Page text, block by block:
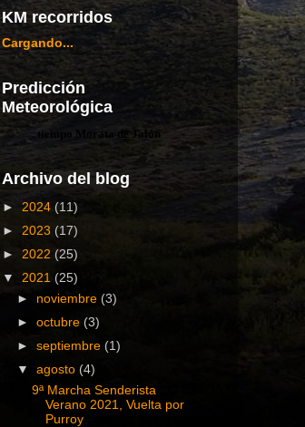
KM recorridos
Cargando...
Predicción
Meteorológica
tiempo Morata de Jalón
Archivo del blog
► 2024 (11)
► 2023 (17)
► 2022 (25)
▼ 2021 (25)
► noviembre (3)
► octubre (3)
► septiembre (1)
▼ agosto (4)
9ª Marcha Senderista
Verano 2021, Vuelta por
Purroy